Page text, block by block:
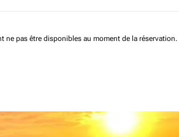
ne pas être disponibles au moment de la réservation.